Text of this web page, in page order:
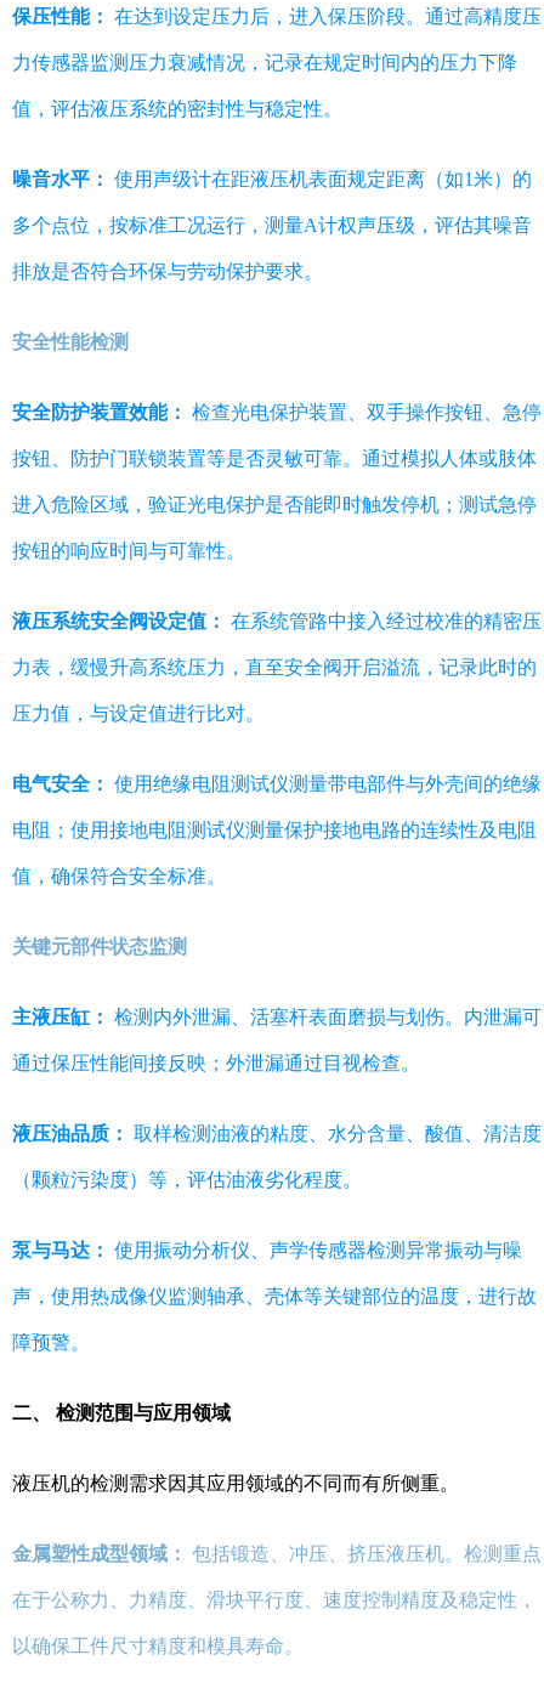
保压性能： 在达到设定压力后，进入保压阶段。通过高精度压
力传感器监测压力衰减情况，记录在规定时间内的压力下降
值，评估液压系统的密封性与稳定性。
噪音水平： 使用声级计在距液压机表面规定距离（如1米）的
多个点位，按标准工况运行，测量A计权声压级，评估其噪音
排放是否符合环保与劳动保护要求。
安全性能检测
安全防护装置效能： 检查光电保护装置、双手操作按钮、急停
按钮、防护门联锁装置等是否灵敏可靠。通过模拟人体或肢体
进入危险区域，验证光电保护是否能即时触发停机；测试急停
按钮的响应时间与可靠性。
液压系统安全阀设定值： 在系统管路中接入经过校准的精密压
力表，缓慢升高系统压力，直至安全阀开启溢流，记录此时的
压力值，与设定值进行比对。
电气安全： 使用绝缘电阻测试仪测量带电部件与外壳间的绝缘
电阻；使用接地电阻测试仪测量保护接地电路的连续性及电阻
值，确保符合安全标准。
关键元部件状态监测
主液压缸： 检测内外泄漏、活塞杆表面磨损与划伤。内泄漏可
通过保压性能间接反映；外泄漏通过目视检查。
液压油品质： 取样检测油液的粘度、水分含量、酸值、清洁度
（颗粒污染度）等，评估油液劣化程度。
泵与马达： 使用振动分析仪、声学传感器检测异常振动与噪
声，使用热成像仪监测轴承、壳体等关键部位的温度，进行故
障预警。
二、 检测范围与应用领域
液压机的检测需求因其应用领域的不同而有所侧重。
金属塑性成型领域： 包括锻造、冲压、挤压液压机。检测重点
在于公称力、力精度、滑块平行度、速度控制精度及稳定性，
以确保工件尺寸精度和模具寿命。